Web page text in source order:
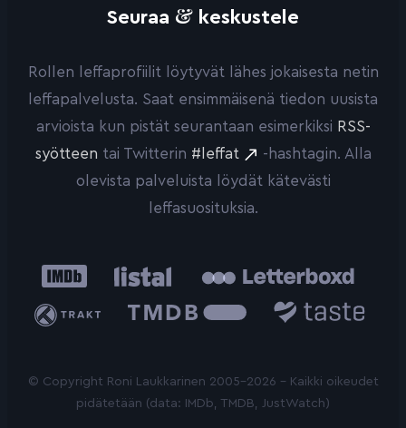
Seuraa & keskustele
Rollen leffaprofiilit löytyvät lähes jokaisesta netin
leffapalvelusta. Saat ensimmäisenä tiedon uusista
arvioista kun pistät seurantaan esimerkiksi RSS-
syötteen tai Twitterin #leffat
-hashtagin. Alla
olevista palveluista löydät kätevästi
leffasuosituksia.
IMDb Listal
Trakt
Database
© Copyright Roni Laukkarinen 2005-2026 - Kaikki oikeudet
pidätetään (data: IMDb, TMDB, JustWatch)